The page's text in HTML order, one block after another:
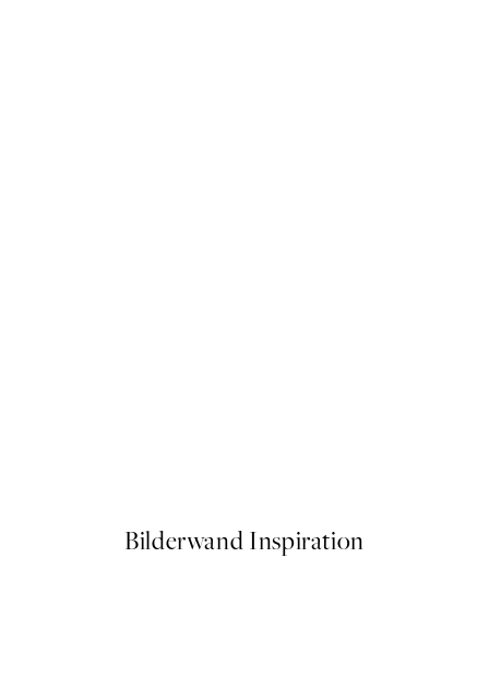
Bilderwand Inspiration